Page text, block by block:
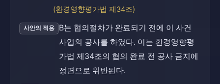
(환경영향평가법 제34조)
사안의 적용
B는 협의절차가 완료되기 전에 이 사건
사업의 공사를 하였다. 이는 환경영향평
가법 제34조의 협의 완료 전 공사 금지에
정면으로 위반된다.